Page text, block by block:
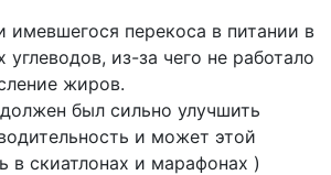
имевшегося перекоса в питании в
из-за чего не работало
жиров.
был сильно улучшить
и может этой
в скиатлонах и марафонах )